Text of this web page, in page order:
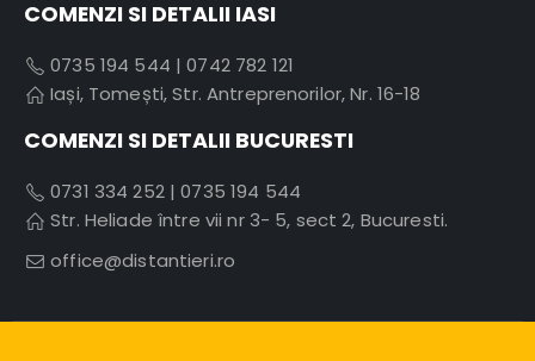
COMENZI SI DETALII IASI
0735 194 544 |0742 782 121
Iași, Tomești, Str. Antreprenorilor, Nr. 16-18
COMENZI SI DETALII BUCURESTI
0731 334 252|0735 194 544
Str. Heliade între vii nr 3- 5, sect 2, Bucuresti.
office@distantieri.ro